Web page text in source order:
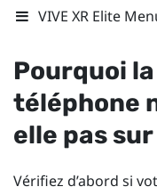
VIVE XR Elite
Pourquoi
téléphone
elle pas
Vérifiez d’abord si